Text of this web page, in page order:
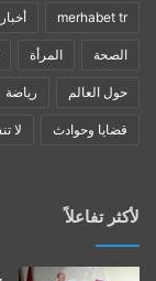
merhabet tr
الصحة المرأة
حول العالم رياضة
قضايا وحوادث لا
لأكثر تفاعلاً